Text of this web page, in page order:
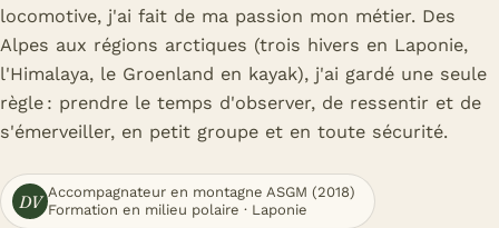
locomotive, j'ai fait de ma passion mon métier. Des
Alpes aux régions arctiques (trois hivers en Laponie,
l'Himalaya, le Groenland en kayak), j'ai gardé une seule
règle : prendre le temps d'observer, de ressentir et de
s'émerveiller, en petit groupe et en toute sécurité.
DV Accompagnateur en montagne ASGM (2018)
Formation en milieu polaire · Laponie